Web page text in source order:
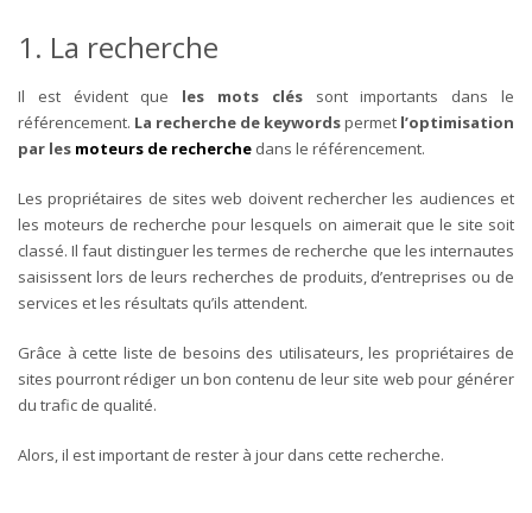
1. La recherche
Il est évident que les mots cléssont importants dans le
référencement. La recherche de keywordspermet l’optimisation
par les moteurs de recherche dans le référencement.
Les propriétaires de sites web doivent rechercher les audiences et
les moteurs de recherche pour lesquels on aimerait que le site soit
classé. Il faut distinguer les termes de recherche que les internautes
saisissent lors de leurs recherches de produits, d’entreprises ou de
services et les résultats qu’ils attendent.
Grâce à cette liste de besoins des utilisateurs, les propriétaires de
sites pourront rédiger un bon contenu de leur site web pour générer
du trafic de qualité.
Alors, il est important de rester à jour dans cette recherche.